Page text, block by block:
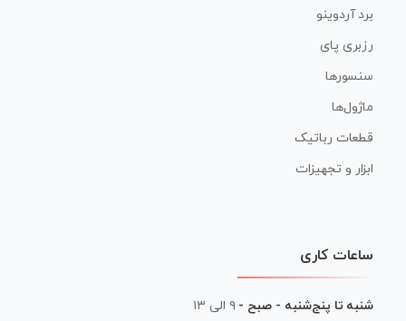
برد آردوینو
رزبری پای
سنسورها
ماژول‌ها
قطعات رباتیک
ابزار و تجهیزات
ساعات کاری
شنبه تا پنج‌شنبه - صبح - ۹ الی ۱۳